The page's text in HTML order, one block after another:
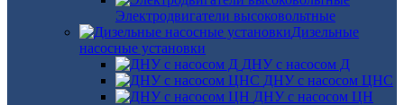
Электродвигатели высоковольтные
Дизельные
насосные установки
ДНУ с насосом Д
ДНУ с насосом ЦНС
ДНУ с насосом ЦН